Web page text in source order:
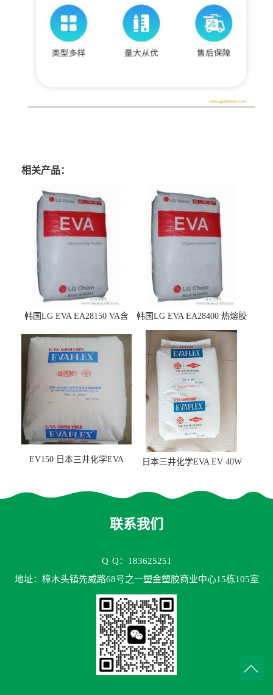
相关产品：
韩国LG EVA EA28150 VA含
韩国LG EVA EA28400 热熔胶
级 VA含量28 熔指400
EV150 日本三井化学EVA
日本三井化学EVA EV 40W
联系我们
Q Q：183625251
地址：樟木头镇先威路68号之一塑金塑胶商业中心15栋105室